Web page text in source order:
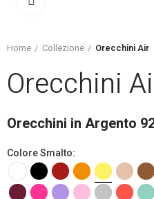
Home Collezione Orecchini Air
Orecchini
Orecchini in Argento
Colore Smalto